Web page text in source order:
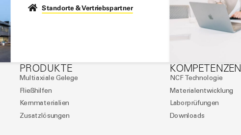
Standorte & Vertriebspartner
PRODUKTE
Multiaxiale Gelege
Fließhilfen
Kernmaterialien
Zusatzlösungen
KOMPETENZEN
NCF Technologie
Materialentwicklung
Labor­prü­fungen
Downloads